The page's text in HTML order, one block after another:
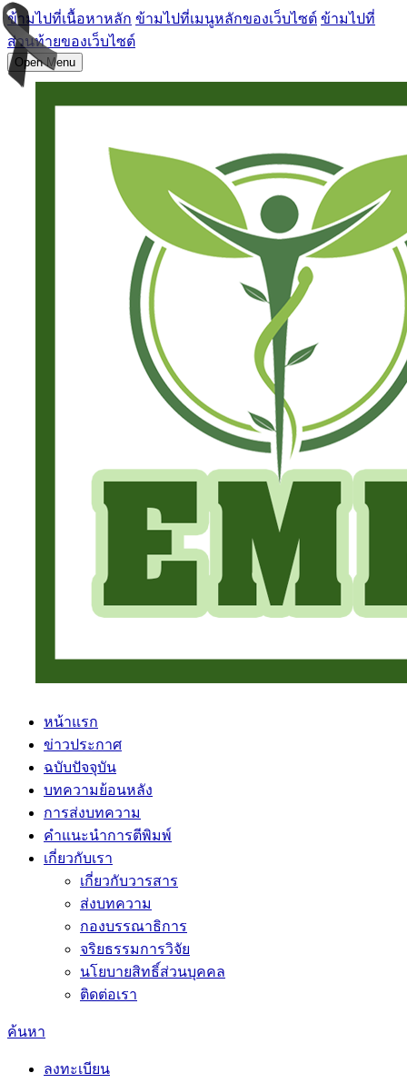
ข้ามไปที่เนื้อหาหลัก ข้ามไปที่เมนูหลักของเว็บไซต์ ข้ามไปที่
ส่วนท้ายของเว็บไซต์
Open Menu
หน้าแรก
ข่าวประกาศ
ฉบับปัจจุบัน
บทความย้อนหลัง
การส่งบทความ
คำแนะนำการตีพิมพ์
เกี่ยวกับเรา
เกี่ยวกับวารสาร
ส่งบทความ
กองบรรณาธิการ
จริยธรรมการวิจัย
นโยบายสิทธิ์ส่วนบุคคล
ติดต่อเรา
ค้นหา
ลงทะเบียน